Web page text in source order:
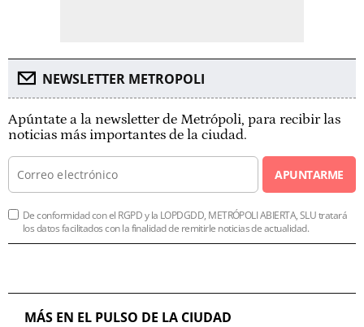
NEWSLETTER METROPOLI
Apúntate a la newsletter de Metrópoli, para recibir las
noticias más importantes de la ciudad.
APUNTARME
De conformidad con el RGPD y la LOPDGDD, METRÓPOLI ABIERTA, SLU tratará
los datos facilitados con la finalidad de remitirle noticias de actualidad.
MÁS EN EL PULSO DE LA CIUDAD